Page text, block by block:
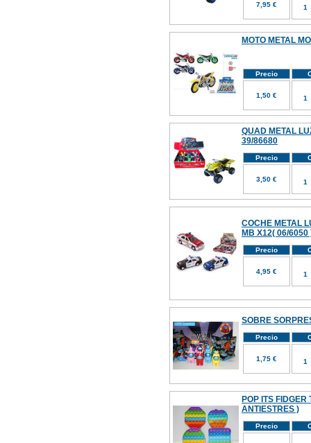
7,95 €
MOTO METAL
Precio
1,50 €
QUAD METAL
39/86680
Precio
3,50 €
COCHE METAL
MB X12( 06/6050
Precio
4,95 €
SOBRE
Precio
1,75 €
POP ITS FIDGER
ANTIESTRES )
Precio